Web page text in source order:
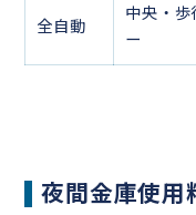
全自動
中央・歩
ー
夜間金庫使用